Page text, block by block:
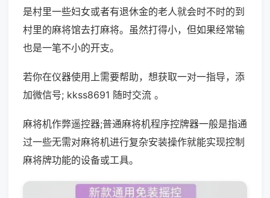
是村里一些妇女或者有退休金的老人就会时不时的到
村里的麻将馆去打麻将。虽然打得小，但如果经常输
也是一笔不小的开支。
若你在仪器使用上需要帮助，想获取一对一指导，添
加微信号; kkss8691 随时交流 。
麻将机作弊遥控器;普通麻将机程序控牌器一般是指通
过一些无需对麻将机进行复杂安装操作就能实现控制
麻将牌功能的设备或工具。